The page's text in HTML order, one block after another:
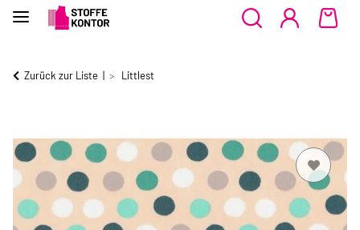
Zurück zur Liste Littlest